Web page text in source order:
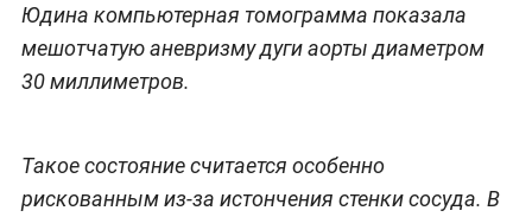
Юдина компьютерная томограмма показала
мешотчатую аневризму дуги аорты диаметром
30 миллиметров.
Такое состояние считается особенно
рискованным из-за истончения стенки сосуда. В